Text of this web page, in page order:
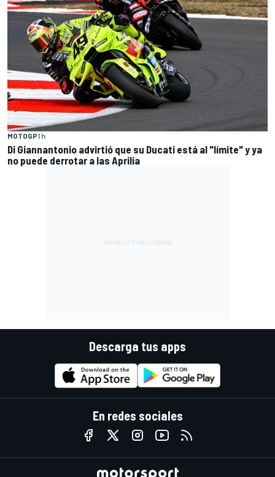
MOTOGP1 h
Di Giannantonio advirtió que su Ducati está al "límite" y ya
no puede derrotar a las Aprilia
Descarga tus apps
En redes sociales